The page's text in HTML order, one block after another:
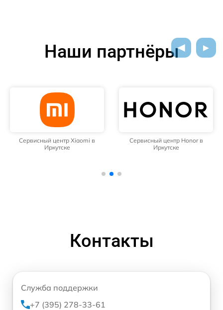
Наши партнёры
Сервисный центр Xiaomi в
Иркутске
Сервисный центр Honor в
Иркутске
Контакты
Служба поддержки
+7 (395) 278-33-61